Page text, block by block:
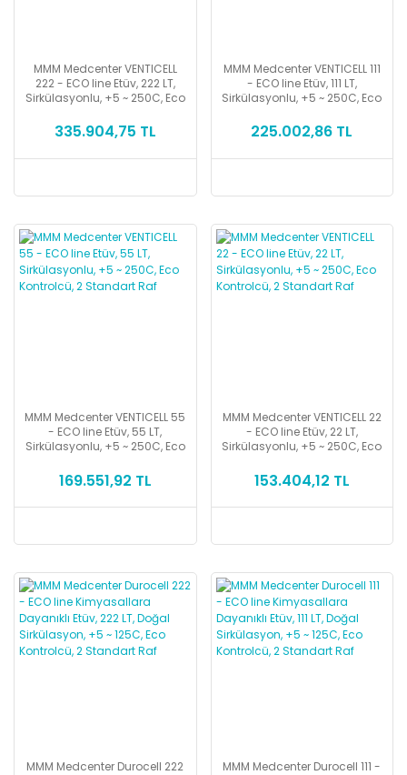
MMM Medcenter VENTICELL
222 - ECO line Etüv, 222 LT,
Sirkülasyonlu, +5 ~ 250C, Eco
335.904,75 TL
MMM Medcenter VENTICELL 111
- ECO line Etüv, 111 LT,
Sirkülasyonlu, +5 ~ 250C, Eco
225.002,86 TL
MMM Medcenter VENTICELL 55
- ECO line Etüv, 55 LT,
Sirkülasyonlu, +5 ~ 250C, Eco
169.551,92 TL
MMM Medcenter VENTICELL 22
- ECO line Etüv, 22 LT,
Sirkülasyonlu, +5 ~ 250C, Eco
153.404,12 TL
MMM Medcenter Durocell 222
MMM Medcenter Durocell 111 -